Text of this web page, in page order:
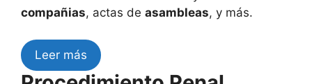
compañias, actas de asambleas, y más.
Leer más